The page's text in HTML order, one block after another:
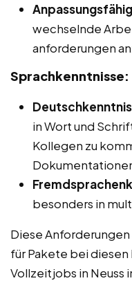
wechselnde
anforderungen
Sprachkenntnisse:
in Wort und
Kollegen zu
besonders in
Diese
für Pakete bei
Vollzeitjobs in Neuss